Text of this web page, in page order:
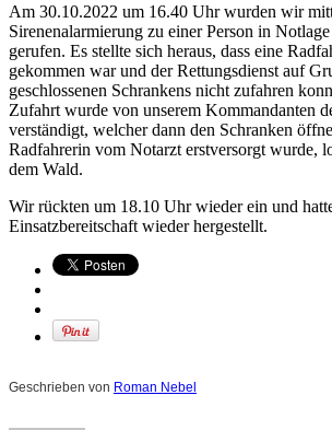
Am 30.10.2022 um 16.40 Uhr wurden wir
Sirenenalarmierung zu einer Person in
gerufen. Es stellte sich heraus, dass eine
gekommen war und der Rettungsdienst auf
geschlossenen Schrankens nicht zufahren
Zufahrt wurde von unserem Kommandanten
verständigt, welcher dann den Schranken
Radfahrerin vom Notarzt erstversorgt wurde,
dem Wald.
Wir rückten um 18.10 Uhr wieder ein und
Einsatzbereitschaft wieder hergestellt.
Geschrieben von Roman Nebel